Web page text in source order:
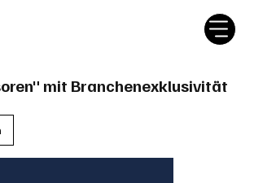
mit Branchenexklusivität